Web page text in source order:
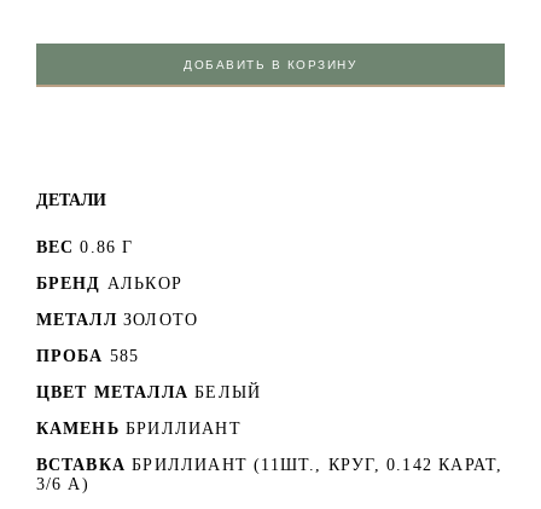
ДОБАВИТЬ В КОРЗИНУ
ДЕТАЛИ
ВЕС 0.86 Г
БРЕНД АЛЬКОР
МЕТАЛЛ ЗОЛОТО
ПРОБА 585
ЦВЕТ МЕТАЛЛА БЕЛЫЙ
КАМЕНЬ БРИЛЛИАНТ
ВСТАВКА БРИЛЛИАНТ (11ШТ., КРУГ, 0.142 КАРАТ,
3/6 А)